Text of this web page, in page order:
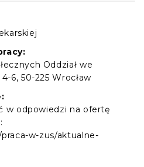
Oddział we
6, 50-225 Wrocław
w odpowiedzi na ofertę
w-zus/aktualne-